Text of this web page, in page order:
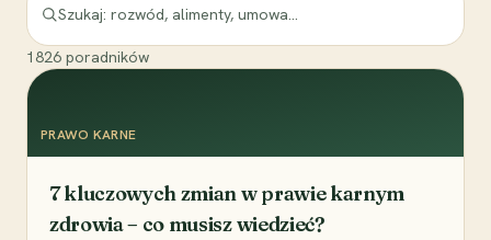
1826 poradników
PRAWO KARNE
7 kluczowych zmian w prawie karnym
zdrowia – co musisz wiedzieć?